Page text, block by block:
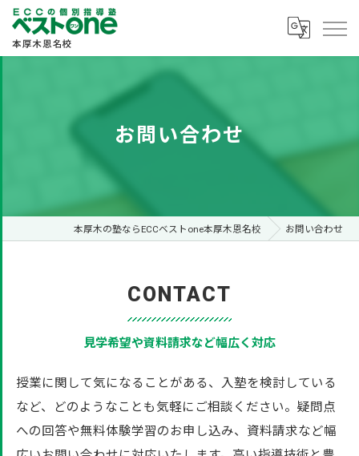
お問い合わせ
本厚木の塾ならECCベストone本厚木恩名校 お問い合わせ
見学希望や資料請求など幅広く対応
CONTACT
授業に関して気になることがある、入塾を検討している
など、どのようなことも気軽にご相談ください。疑問点
への回答や無料体験学習のお申し込み、資料請求など幅